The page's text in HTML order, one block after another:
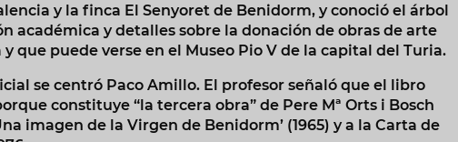
y la finca El Senyoret de Benidorm, y conoció el árbol
académica y detalles sobre la donación de obras de arte
que puede verse en el Museo Pio V de la capital del Turia.
se centró Paco Amillo. El profesor señaló que el libro
constituye “la tercera obra” de Pere Mª Orts i Bosch
imagen de la Virgen de Benidorm’ (1965) y a la Carta de